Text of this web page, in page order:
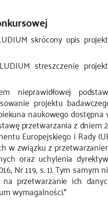
skrócony opis
streszczenie
nieprawidłowej
projektu
naukowego dostępna
przetwarzania z dniem
Europejskiego i Rady
w związku z
oraz uchylenia
Nr 119, s. 1). Tym samym
przetwarzanie ich
wymagalności.*